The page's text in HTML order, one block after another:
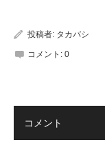
投稿者: タカバシ
コメント: 0
コメント